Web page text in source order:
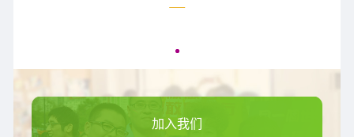
加入我们